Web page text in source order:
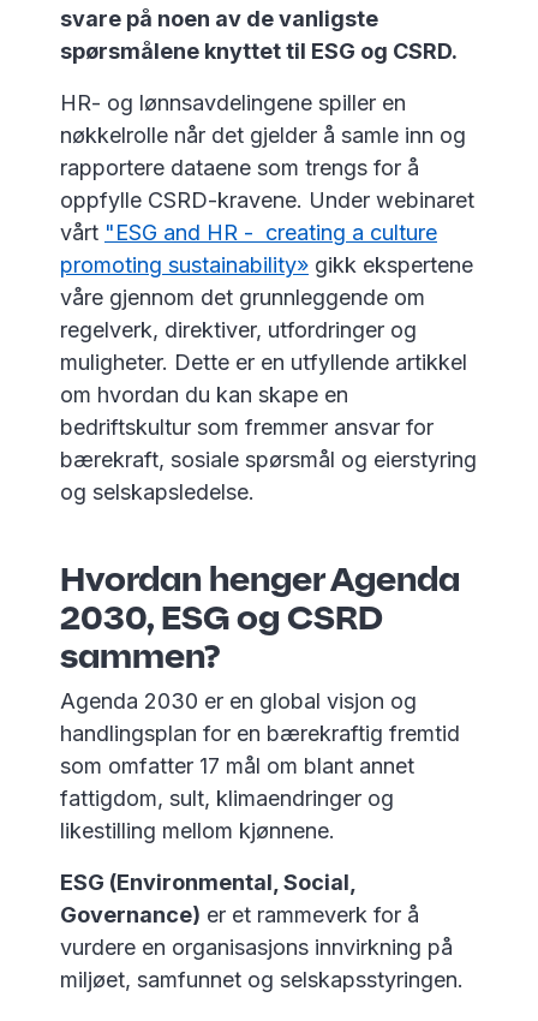
svare på noen av de vanligste
spørsmålene knyttet til ESG og CSRD.
HR- og lønnsavdelingene spiller en
nøkkelrolle når det gjelder å samle inn og
rapportere dataene som trengs for å
oppfylle CSRD-kravene. Under webinaret
vårt "ESG and HR - creating a culture
promoting sustainability» gikk ekspertene
våre gjennom det grunnleggende om
regelverk, direktiver, utfordringer og
muligheter. Dette er en utfyllende artikkel
om hvordan du kan skape en
bedriftskultur som fremmer ansvar for
bærekraft, sosiale spørsmål og eierstyring
og selskapsledelse.
Hvordan henger Agenda
2030, ESG og CSRD
sammen?
Agenda 2030 er en global visjon og
handlingsplan for en bærekraftig fremtid
som omfatter 17 mål om blant annet
fattigdom, sult, klimaendringer og
likestilling mellom kjønnene.
ESG (Environmental, Social,
Governance) er et rammeverk for å
vurdere en organisasjons innvirkning på
miljøet, samfunnet og selskapsstyringen.